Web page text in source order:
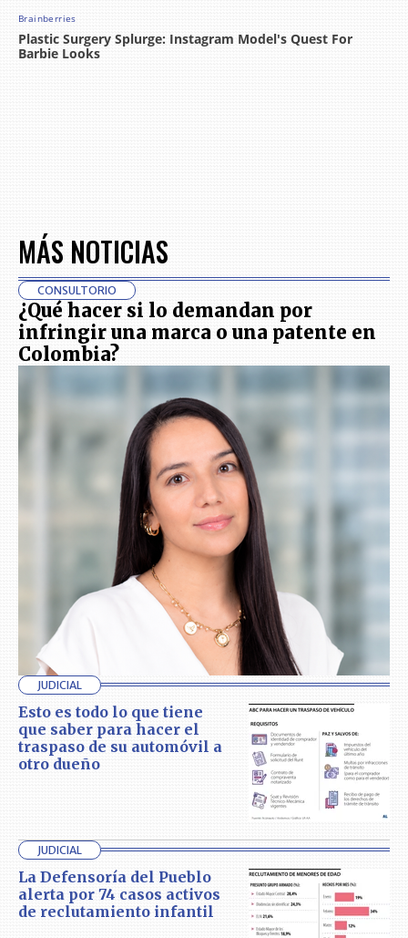
MÁS NOTICIAS
CONSULTORIO
¿Qué hacer si lo demandan por
infringir una marca o una patente en
Colombia?
JUDICIAL
Esto es todo lo que tiene
que saber para hacer el
traspaso de su automóvil a
otro dueño
JUDICIAL
La Defensoría del Pueblo
alerta por 74 casos activos
de reclutamiento infantil